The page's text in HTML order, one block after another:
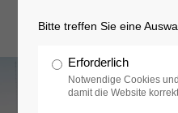
Bitte treffen Sie eine
Erforderlich
Notwendige Cookies
damit die Website